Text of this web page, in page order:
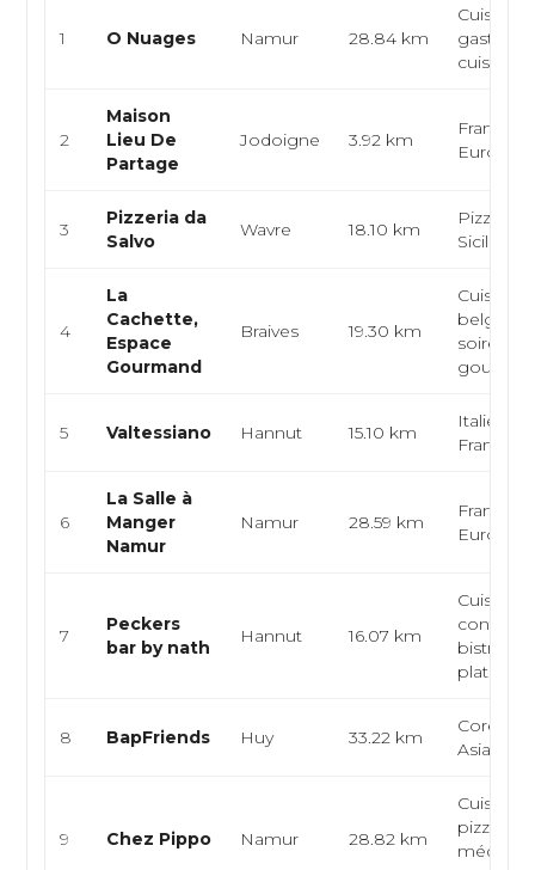
1 O Nuages Namur 28.84 km
Cuisine
cuisine
2
Maison
Lieu De
Partage
Jodoigne 3.92 km
3
Pizzeria da
Salvo
Wavre 18.10 km
Pizzeria,
Sicilienne
4
La
Cachette,
Espace
Gourmand
Braives 19.30 km
Cuisine
belge,
soirées
5 Valtessiano Hannut 15.10 km
Italienne,
Française
6
La Salle à
Manger
Namur
Namur 28.59 km
7
Peckers
bar by nath
Hannut 16.07 km
Cuisine
bistro
plats...
8 BapFriends Huy 33.22 km
Asiatique
9 Chez Pippo Namur 28.82 km
Cuisine
pizzeria,